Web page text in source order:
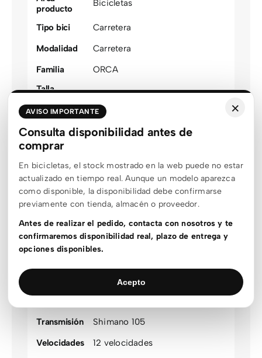
producto
Bicicletas
Tipo bici
Carretera
Modalidad
Carretera
Familia
ORCA
Talla
47,49,51,53,55,57,60
Color
agrupado
Azul
Plateado,Rojo
Género
Estado stock Sin stock
Outlet
Outlet
Rueda
20,24,700c
Rígida delantera
Transmisión
Shimano 105
Velocidades
12 velocidades
×
AVISO IMPORTANTE
Consulta disponibilidad antes de
comprar
En bicicletas, el stock mostrado en la web puede no estar
actualizado en tiempo real. Aunque un modelo aparezca
como disponible, la disponibilidad debe confirmarse
previamente con tienda, almacén o proveedor.
Antes de realizar el pedido, contacta con nosotros y te
confirmaremos disponibilidad real, plazo de entrega y
opciones disponibles.
Acepto